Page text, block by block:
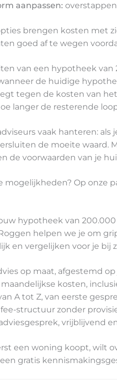
aanpassen:
brengen kosten met
goed af te wegen
van een hypotheek van
de huidige
tegen de kosten van
langer de resterende
vaak hanteren:
de moeite waard.
de voorwaarden van je
mogelijkheden? Op onze
hypotheek van
helpen we je om
en vergelijken voor je bij
op maat, afgestemd
kosten,
A tot Z, van eerste
fee-structuur zonder
vrijblijvend
een woning koopt, wilt
gratis